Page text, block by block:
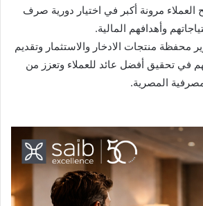
العملاء مرونة أكبر في اختيار دورية صرف
وأهدافهم المالية.
محفظة منتجات الادخار والاستثمار وتقديم
في تحقيق أفضل عائد للعملاء وتعزز من
المصرية.